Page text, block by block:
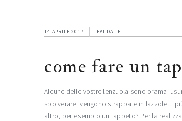
14 APRILE 2017 FAI DA TE
come fare un
Alcune delle vostre lenzuola sono oramai
spolverare: vengono strappate in fazzoletti
altro, per esempio un tappeto? Per la